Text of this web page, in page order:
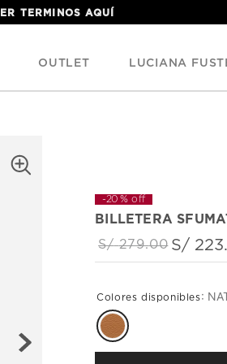
TERMINOSAQUÍ
OUTLET LUCIANA
-20 % off
BILLETERA
S/ 279.00 S/ 223.
: